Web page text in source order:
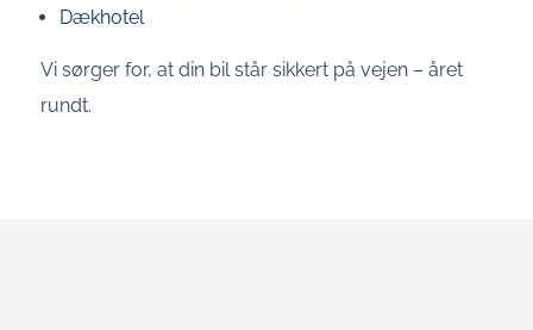
Dækhotel
Vi sørger for, at din bil står sikkert på vejen – året
rundt.